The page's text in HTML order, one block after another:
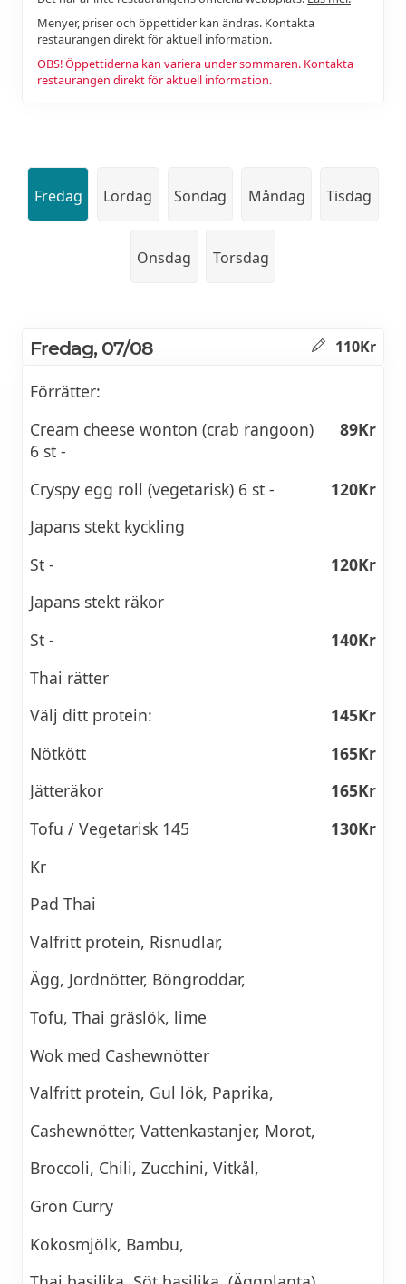
Menyer, priser och öppettider kan ändras. Kontakta
restaurangen direkt för aktuell information.
OBS! Öppettiderna kan variera under sommaren. Kontakta
restaurangen direkt för aktuell information.
Fredag Lördag Söndag Måndag Tisdag
Onsdag Torsdag
Fredag, 07/08 110Kr
Förrätter:
Cream cheese wonton (crab rangoon)
6 st -
89Kr
Cryspy egg roll (vegetarisk) 6 st -
120Kr
Japans stekt kyckling
St -
120Kr
Japans stekt räkor
St -
140Kr
Thai rätter
Välj ditt protein:
145Kr
Nötkött
165Kr
Jätteräkor
165Kr
Tofu / Vegetarisk 145
130Kr
Kr
Pad Thai
Valfritt protein, Risnudlar,
Ägg, Jordnötter, Böngroddar,
Tofu, Thai gräslök, lime
Wok med Cashewnötter
Valfritt protein, Gul lök, Paprika,
Cashewnötter, Vattenkastanjer, Morot,
Broccoli, Chili, Zucchini, Vitkål,
Grön Curry
Kokosmjölk, Bambu,